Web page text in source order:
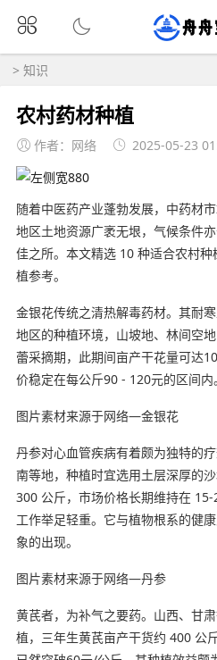
> 知识
农村药材种植
作者：网络 2025-05-23
随着中医药产业蓬勃发展，中药材
地区土地资源广袤无垠，气候条件
佳之所。本文精选 10 种适合农村
植参考。
金银花传统之清热解毒药材。其耐
地区的种植环境，山坡地、林间空
蕾采摘期，此期间亩产干花量可达
价稳定在每公斤90 - 120元的区间内。
图片素材来源于网络—金银花
丹参对心血管疾病有着颇为独特的
南等地，种植时宜选用土层深厚的
300 公斤，市场价格长期维持在
工作举足轻重。它与植物根系的健
象的出现。
图片素材来源于网络—丹参
黄芪者，为补气之要药。山西、甘
植，三年生黄芪亩产干货约 400 公